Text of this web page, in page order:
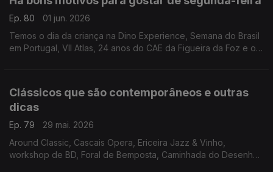
Ep. 80
01 jun. 2026
Temos o dia da criança na Dino Experience, Semana do Brasil
em Portugal, VII Atlas, 24 anos do CAE da Figueira da Foz e o
Clássicos que são contemporâneos e outras
dicas
Ep. 79
29 mai. 2026
Around Classic, Cascais Opera, Ericeira Jazz & Vinho,
workshop de BD, Foral de Bemposta, Caminhada do Desenho